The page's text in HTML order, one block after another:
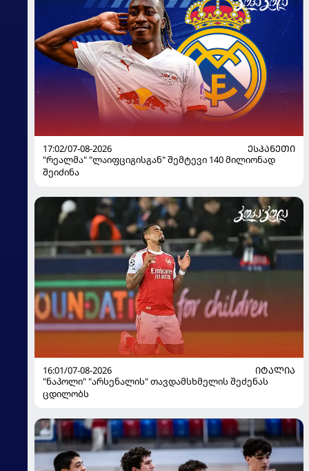
17:02/07-08-2026
ᲔᲡᲞᲐᲜᲔᲗᲘ
"რეალმა" "ლაიფციგისგან" შემტევი 140 მილიონად
შეიძინა
16:01/07-08-2026
ᲘᲢᲐᲚᲘᲐ
"ნაპოლი" "არსენალის" თავდამსხმელის შეძენას
ცდილობს